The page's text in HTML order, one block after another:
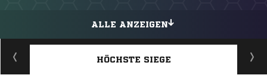
ALLE ANZEIGEN
HÖCHSTE SIEGE